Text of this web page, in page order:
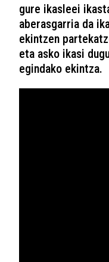
gure ikasleei
aberasgarria da
ekintzen
eta asko ikasi
egindako ekintza.